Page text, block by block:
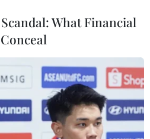
What Financial